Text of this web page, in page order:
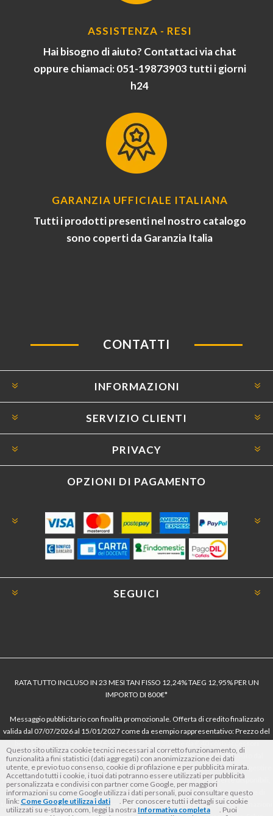
ASSISTENZA - RESI
Hai bisogno di aiuto? Contattaci via chat
oppure chiamaci: 051-19873903 tutti i giorni
h24
GARANZIA UFFICIALE ITALIANA
Tutti i prodotti presenti nel nostro catalogo
sono coperti da Garanzia Italia
CONTATTI
INFORMAZIONI
SERVIZIO CLIENTI
PRIVACY
OPZIONI DI PAGAMENTO
SEGUICI
RATA TUTTO INCLUSO IN 23 MESI TAN FISSO 12,24% TAEG 12,95% PER UN
IMPORTO DI 800€*
Messaggio pubblicitario con finalità promozionale. Offerta di credito finalizzato
valida dal 07/07/2026 al 15/01/2027 come da esempio rappresentativo: Prezzo del
bene € 800, Tan fisso 12,24% Taeg 12,95%, in 23 rate da € 40 costi accessori
dell’offerta azzerati. Importo totale del credito € 800. Importo totale dovuto dal
Consumatore € 920. Decorrenza media della prima rata a 90 giorni. Al fine di gestire
le tue spese in modo responsabile e di conoscere eventuali altre offerte disponibili,
Findomestic ti ricorda, prima di sottoscrivere il contratto, di prendere visione di
tutte le condizioni economiche e contrattuali, facendo riferimento alle Informazioni
Questo sito utilizza cookie tecnici necessari al corretto funzionamento, di
funzionalità a fini statistici (dati aggregati) con anonimizzazione dei dati
utente, e previo tuo consenso, cookie di profilazione e per pubblicità mirata.
Accettando tutti i cookie, i tuoi dati potranno essere utilizzati per pubblicità
personalizzata e condivisi con partner come Google, per maggiori
informazioni su come Google utilizza i dati personali, puoi consultare questo
link: Come Google utilizza i dati
. Per conoscere tutti i dettagli sui cookie
utilizzati su e-stayon.com, leggi la nostra Informativa completa
. Puoi